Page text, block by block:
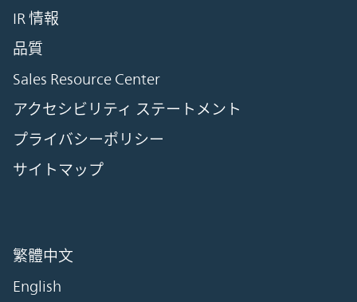
IR 情報
品質
Sales Resource Center
アクセシビリティ ステートメント
プライバシーポリシー
サイトマップ
繁體中文
English